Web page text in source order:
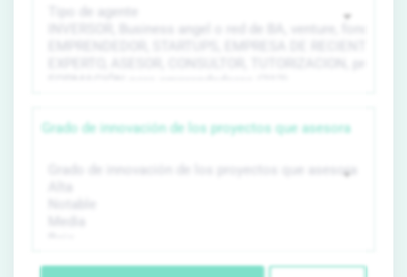
Grado de innovación de los proyectos que asesora